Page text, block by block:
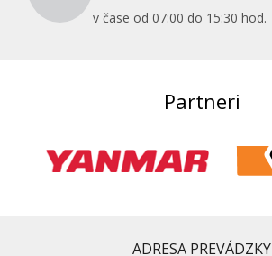
v čase od 07:00 do 15:30 hod.
Partneri
ADRESA PREVÁDZKY